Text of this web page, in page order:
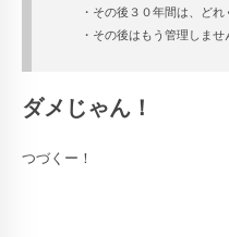
・その後３０年間は、ど
・その後はもう管理しませ
ダメじゃん！
つづくー！